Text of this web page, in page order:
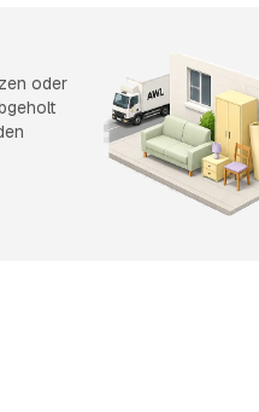
oder